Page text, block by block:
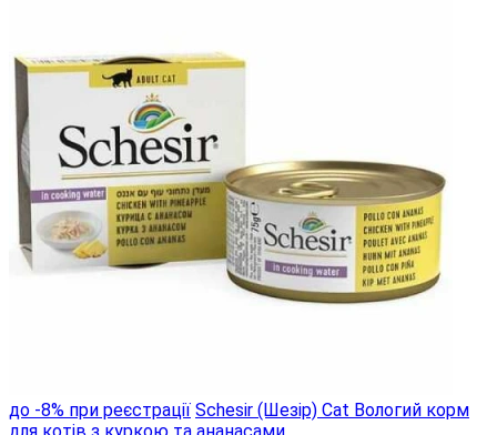
до -8% при реєстрації Schesir (Шезір) Cat Вологий корм